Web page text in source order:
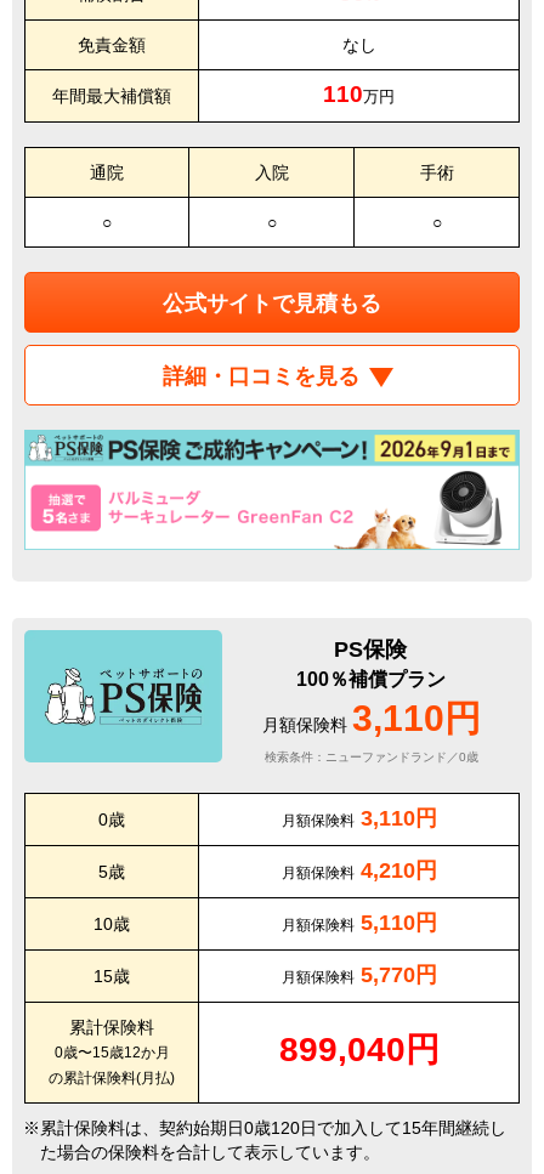
免責金額 なし
年間最大補償額 110万円
通院 入院 手術
○ ○ ○
公式サイトで見積もる
詳細・口コミを見る
PS保険
100％補償プラン
月額保険料 3,110円
検索条件：ニューファンドランド／0歳
0歳 月額保険料 3,110円
5歳 月額保険料 4,210円
10歳 月額保険料 5,110円
15歳 月額保険料 5,770円
累計保険料
0歳〜15歳12か月
の累計保険料(月払)
899,040円
累計保険料は、契約始期日0歳120日で加入して15年間継続し
た場合の保険料を合計して表示しています。